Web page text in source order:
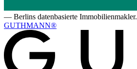
— Berlins datenbasierte Immobilienmakler.
GUTHMANN®